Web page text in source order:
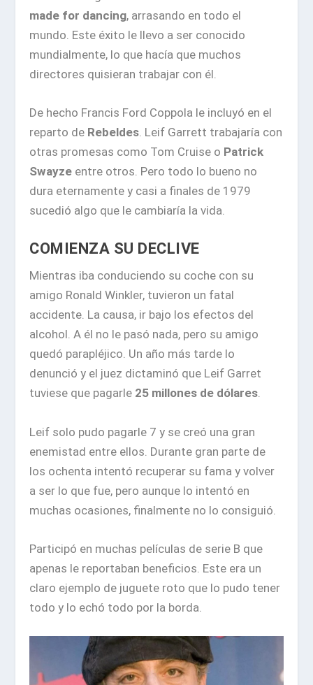
made for dancing, arrasando en todo el
mundo. Este éxito le llevo a ser conocido
mundialmente, lo que hacía que muchos
directores quisieran trabajar con él.
De hecho Francis Ford Coppola le incluyó en el
reparto de Rebeldes. Leif Garrett trabajaría con
otras promesas como Tom Cruise o Patrick
Swayze entre otros. Pero todo lo bueno no
dura eternamente y casi a finales de 1979
sucedió algo que le cambiaría la vida.
COMIENZA SU DECLIVE
Mientras iba conduciendo su coche con su
amigo Ronald Winkler, tuvieron un fatal
accidente. La causa, ir bajo los efectos del
alcohol. A él no le pasó nada, pero su amigo
quedó parapléjico. Un año más tarde lo
denunció y el juez dictaminó que Leif Garret
tuviese que pagarle 25 millones de dólares.
Leif solo pudo pagarle 7 y se creó una gran
enemistad entre ellos. Durante gran parte de
los ochenta intentó recuperar su fama y volver
a ser lo que fue, pero aunque lo intentó en
muchas ocasiones, finalmente no lo consiguió.
Participó en muchas películas de serie B que
apenas le reportaban beneficios. Este era un
claro ejemplo de juguete roto que lo pudo tener
todo y lo echó todo por la borda.